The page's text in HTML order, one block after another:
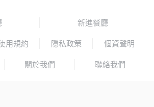
新進餐廳
用規約 隱私政策 個資聲明
關於我們 聯絡我們